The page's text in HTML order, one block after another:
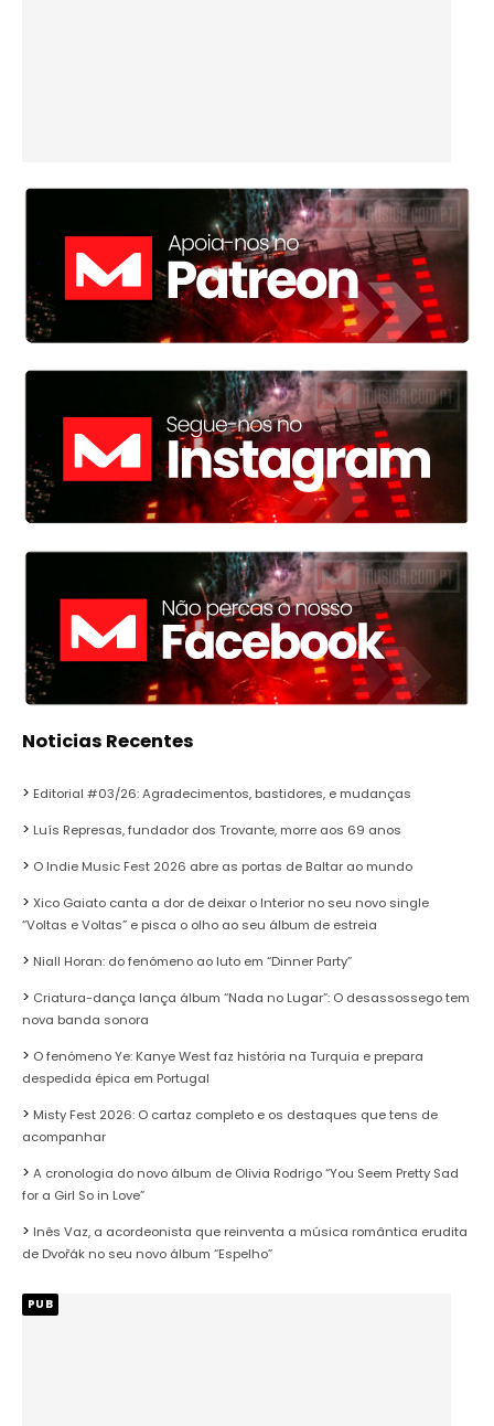
Noticias Recentes
Editorial #03/26: Agradecimentos, bastidores, e mudanças
Luís Represas, fundador dos Trovante, morre aos 69 anos
O Indie Music Fest 2026 abre as portas de Baltar ao mundo
Xico Gaiato canta a dor de deixar o Interior no seu novo single
“Voltas e Voltas” e pisca o olho ao seu álbum de estreia
Niall Horan: do fenómeno ao luto em “Dinner Party”
Criatura-dança lança álbum “Nada no Lugar”: O desassossego tem
nova banda sonora
O fenómeno Ye: Kanye West faz história na Turquia e prepara
despedida épica em Portugal
Misty Fest 2026: O cartaz completo e os destaques que tens de
acompanhar
A cronologia do novo álbum de Olivia Rodrigo “You Seem Pretty Sad
for a Girl So in Love”
Inês Vaz, a acordeonista que reinventa a música romântica erudita
de Dvořák no seu novo álbum “Espelho”
PUB